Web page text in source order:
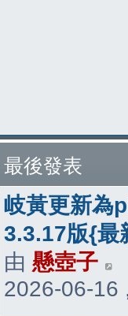
最後發表
文
章
最
後
發
表
岐黃更新為
3.3.17版{最
由 懸壺子
2026-06-16